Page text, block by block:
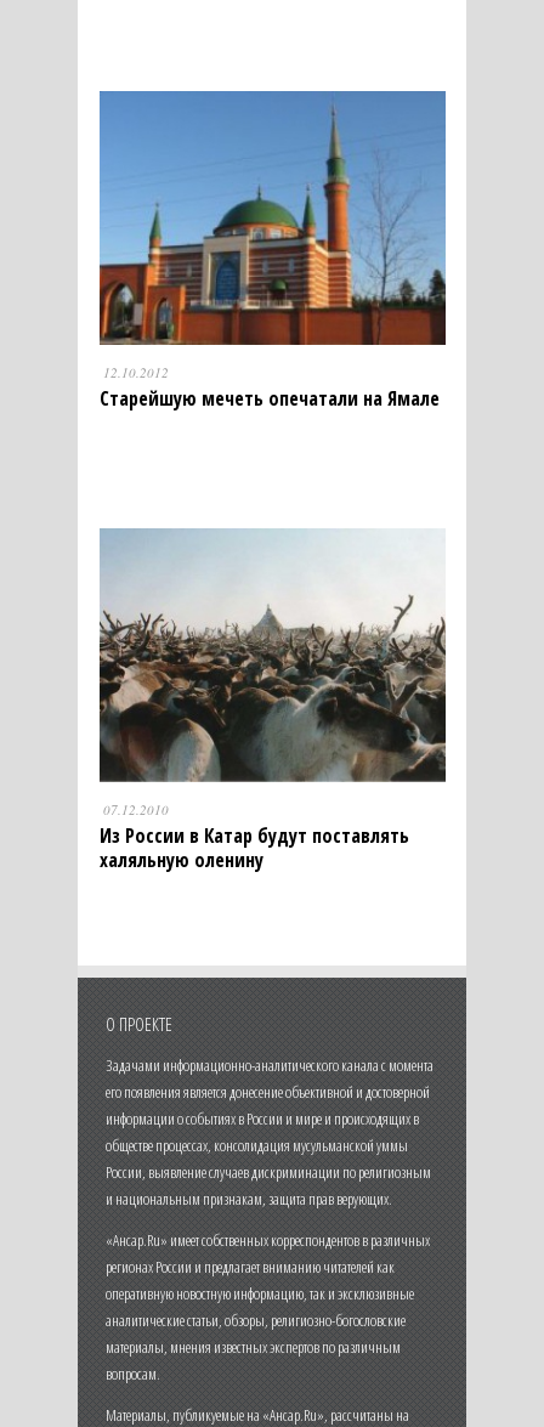
12.10.2012
Старейшую мечеть опечатали на Ямале
07.12.2010
Из России в Катар будут поставлять
халяльную оленину
О ПРОЕКТЕ
Задачами информационно-аналитического канала с момента
его появления является донесение объективной и достоверной
информации о событиях в России и мире и происходящих в
обществе процессах, консолидация мусульманской уммы
России, выявление случаев дискриминации по религиозным
и национальным признакам, защита прав верующих.
«Ансар.Ru» имеет собственных корреспондентов в различных
регионах России и предлагает вниманию читателей как
оперативную новостную информацию, так и эксклюзивные
аналитические статьи, обзоры, религиозно-богословские
материалы, мнения известных экспертов по различным
вопросам.
Материалы, публикуемые на «Ансар.Ru», рассчитаны на